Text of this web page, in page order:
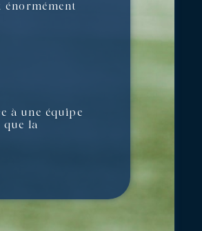
énormément
à une équipe
que la